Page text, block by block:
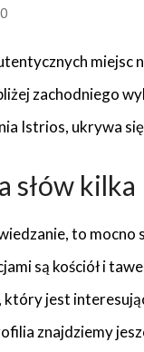
miejsc
zachodniego
Istrios, ukrywa
słów kilka
to
są kościół i
który jest
znajdziemy